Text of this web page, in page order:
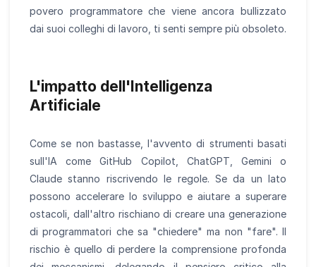
povero programmatore che viene ancora bullizzato
dai suoi colleghi di lavoro, ti senti sempre più obsoleto.
L'impatto dell'Intelligenza
Artificiale
Come se non bastasse, l'avvento di strumenti basati
sull'IA come GitHub Copilot, ChatGPT, Gemini o
Claude stanno riscrivendo le regole. Se da un lato
possono accelerare lo sviluppo e aiutare a superare
ostacoli, dall'altro rischiano di creare una generazione
di programmatori che sa "chiedere" ma non "fare". Il
rischio è quello di perdere la comprensione profonda